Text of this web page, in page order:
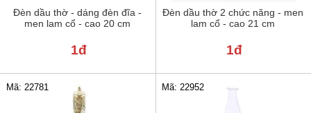
Đèn dầu thờ - dáng đèn đĩa -
men lam cổ - cao 20 cm
1đ
Đèn dầu thờ 2 chức năng - men
lam cổ - cao 21 cm
1đ
Mã: 22781 Mã: 22952